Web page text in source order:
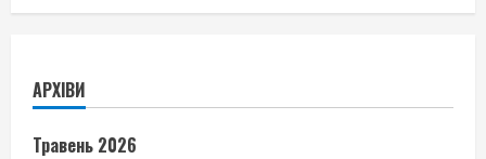
АРХІВИ
Травень 2026